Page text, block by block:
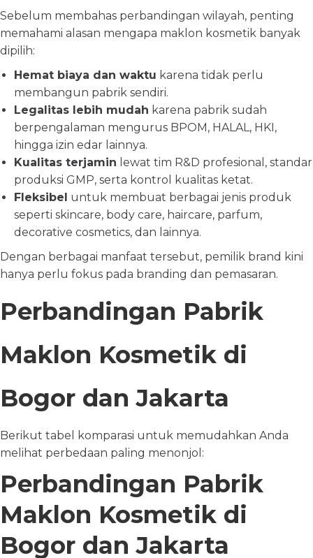
Sebelum membahas perbandingan wilayah, penting
memahami alasan mengapa maklon kosmetik banyak
dipilih:
Hemat biaya dan waktu karena tidak perlu
membangun pabrik sendiri.
Legalitas lebih mudah karena pabrik sudah
berpengalaman mengurus BPOM, HALAL, HKI,
hingga izin edar lainnya.
Kualitas terjamin lewat tim R&D profesional, standar
produksi GMP, serta kontrol kualitas ketat.
Fleksibel untuk membuat berbagai jenis produk
seperti skincare, body care, haircare, parfum,
decorative cosmetics, dan lainnya.
Dengan berbagai manfaat tersebut, pemilik brand kini
hanya perlu fokus pada branding dan pemasaran.
Perbandingan Pabrik
Maklon Kosmetik di
Bogor dan Jakarta
Berikut tabel komparasi untuk memudahkan Anda
melihat perbedaan paling menonjol:
Perbandingan Pabrik
Maklon Kosmetik di
Bogor dan Jakarta